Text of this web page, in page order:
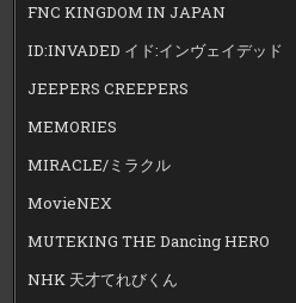
FNC KINGDOM IN JAPAN
ID:INVADED イド:インヴェイデッド
JEEPERS CREEPERS
MEMORIES
MIRACLE/ミラクル
MovieNEX
MUTEKING THE Dancing HERO
NHK 天才てれびくん